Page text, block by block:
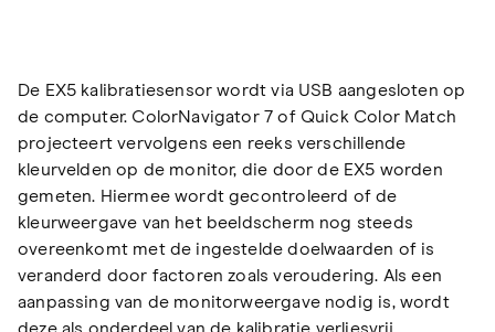
De EX5 kalibratiesensor wordt via USB aangesloten op
de computer. ColorNavigator 7 of Quick Color Match
projecteert vervolgens een reeks verschillende
kleurvelden op de monitor, die door de EX5 worden
gemeten. Hiermee wordt gecontroleerd of de
kleurweergave van het beeldscherm nog steeds
overeenkomt met de ingestelde doelwaarden of is
veranderd door factoren zoals veroudering. Als een
aanpassing van de monitorweergave nodig is, wordt